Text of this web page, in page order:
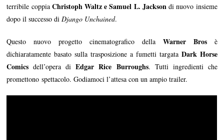
terribile coppia Christoph Waltz e Samuel L. Jacksondi nuovo insieme
dopo il successo diDjango Unchained.
Questo nuovo progetto cinematografico della Warner Brosè
dichiaratamente basato sulla trasposizione a fumetti targata Dark Horse
Comics dell’opera diEdgar Rice Burroughs. Tutti ingredienti che
promettono spettacolo. Godiamoci l’attesa con un ampio trailer.